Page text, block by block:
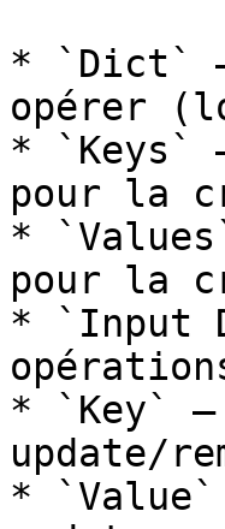
* `Dict`
opérer
* `Keys`
pour la
*
pour la
* `Input
* `Key`
update/
*